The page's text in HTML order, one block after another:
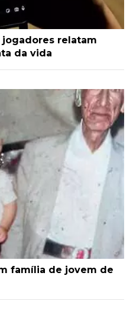
jogadores relatam
da vida
família de jovem de